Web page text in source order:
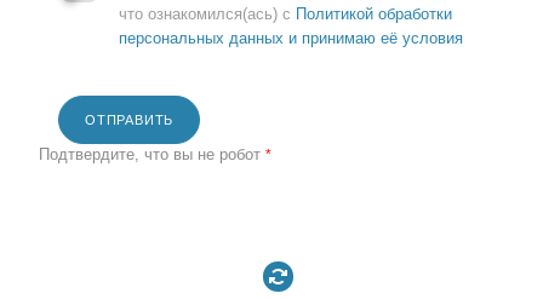
что ознакомился(ась) с Политикой обработки
персональных данных и принимаю её условия
ОТПРАВИТЬ
Подтвердите, что вы не робот *